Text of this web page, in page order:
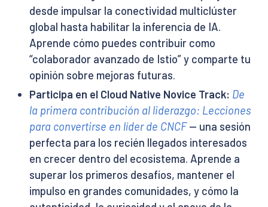
desde impulsar la conectividad multiclúster
global hasta habilitar la inferencia de IA.
Aprende cómo puedes contribuir como
“colaborador avanzado de Istio” y comparte tu
opinión sobre mejoras futuras.
Participa en el Cloud Native Novice Track: De
la primera contribución al liderazgo: Lecciones
para convertirse en líder de CNCF— una sesión
perfecta para los recién llegados interesados
en crecer dentro del ecosistema. Aprende a
superar los primeros desafíos, mantener el
impulso en grandes comunidades, y cómo la